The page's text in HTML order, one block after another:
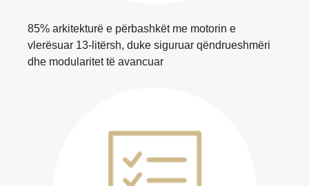
85% arkitekturë e përbashkët me motorin e
vlerësuar 13-litërsh, duke siguruar qëndrueshmëri
dhe modularitet të avancuar